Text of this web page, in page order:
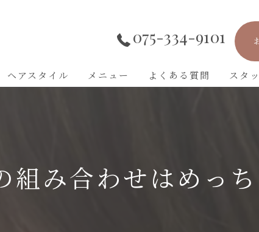
075-334-9101
ヘアスタイル メニュー よくある質問 スタ
組み合わせはめっ